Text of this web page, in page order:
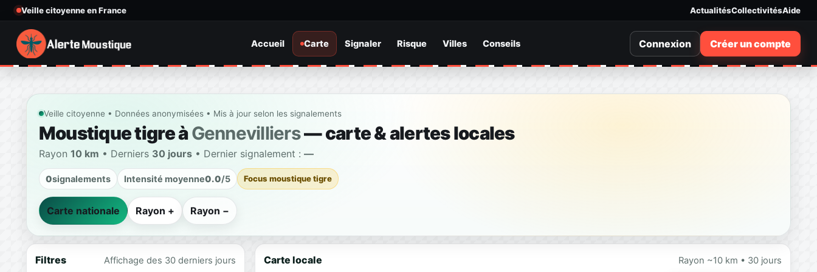
Veille citoyenne en France ActualitésCollectivitésAide
Accueil Carte Signaler Risque Villes Conseils Connexion Créer un compte
Veille citoyenne • Données anonymisées • Mis à jour selon les signalements
Moustique tigre àGennevilliers— carte & alertes locales
Rayon 10 km • Derniers 30 jours• Dernier signalement : —
0signalements Intensité moyenne0.0/5 Focus moustique tigre
Carte nationale Rayon + Rayon −
Filtres Affichage des 30 derniers jours Carte locale Rayon ~10 km • 30 jours